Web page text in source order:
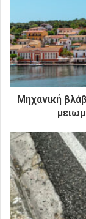
ν
η
λ
ε
κ
τ
ι
κ
ή
σ
α
ς
δ
Μηχανική